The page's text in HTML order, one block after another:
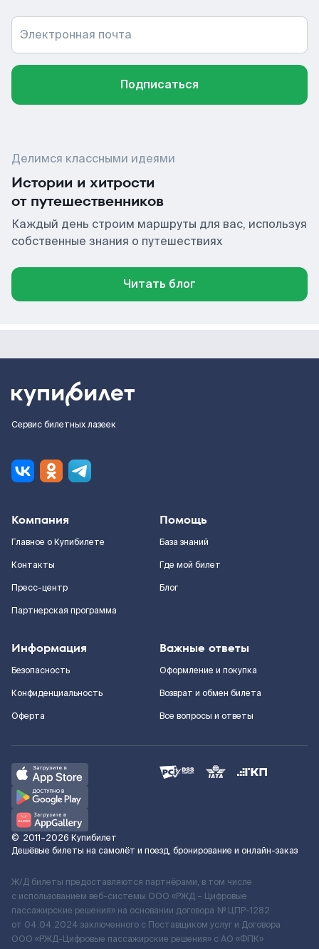
Электронная почта
Подписаться
Делимся классными идеями
Истории и хитрости
от путешественников
Каждый день строим маршруты для вас, используя
собственные знания о путешествиях
Читать блог
Сервис билетных лазеек
Компания
Главное о Купибилете
Контакты
Пресс-центр
Партнерская программа
Помощь
База знаний
Где мой билет
Блог
Информация
Безопасность
Конфиденциальность
Оферта
Важные ответы
Оформление и покупка
Возврат и обмен билета
Все вопросы и ответы
© 2011–2026 Купибилет
Дешёвые билеты на самолёт и поезд, бронирование и онлайн-заказ
Ж/Д билеты предоставляются партнёрами, в том числе
с использованием веб-системы ООО «РЖД – Цифровые
пассажирские решения» на основании договора № ЦПР-1282
от 04.04.2024 заключенного с Поставщиком услуг и Договора
ООО «РЖД-Цифровые пассажирские решения» c АО «ФПК»